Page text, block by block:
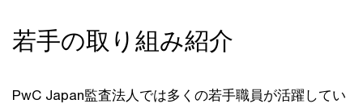
若手の取り組み紹介
PwC Japan監査法人では多くの若手職員が活躍してい